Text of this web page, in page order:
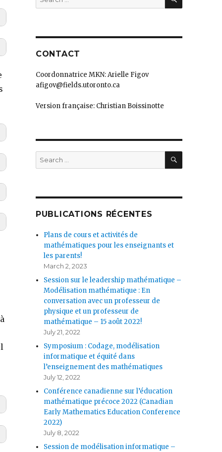
for:
CONTACT
Coordonnatrice MKN: Arielle Figov
afigov@fields.utoronto.ca
Version française: Christian Boissinotte
Search
for:
SEARCH
PUBLICATIONS RÉCENTES
Plans de cours et activités de
mathématiques pour les enseignants et
les parents!
March 2, 2023
Session sur le leadership mathématique –
Modélisation mathématique : En
conversation avec un professeur de
physique et un professeur de
mathématique – 15 août 2022!
July 21, 2022
Symposium : Codage, modélisation
informatique et équité dans
l’enseignement des mathématiques
July 12, 2022
Conférence canadienne sur l’éducation
mathématique précoce 2022 (Canadian
Early Mathematics Education Conference
2022)
July 8, 2022
Session de modélisation informatique –